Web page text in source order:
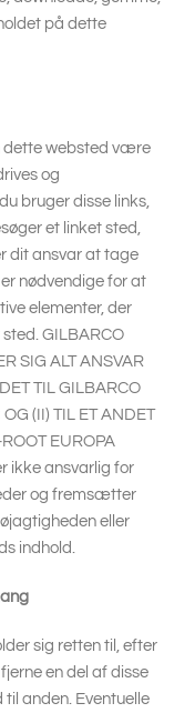
på dette
dette websted være
og
bruger disse links,
et linket sted,
dit ansvar at tage
nødvendige for at
elementer, der
GILBARCO
SIG ALT ANSVAR
TIL GILBARCO
(II) TIL ET ANDET
EUROPA
ikke ansvarlig for
og fremsætter
eller
indhold.
sig retten til, efter
en del af disse
anden. Eventuelle